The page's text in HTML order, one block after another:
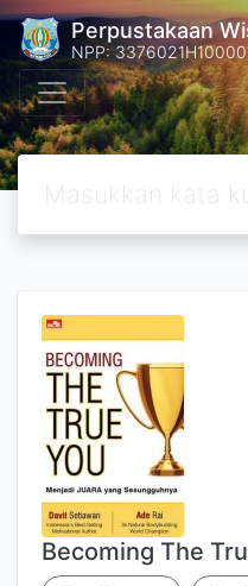
Perpustakaan
NPP:
Becoming The